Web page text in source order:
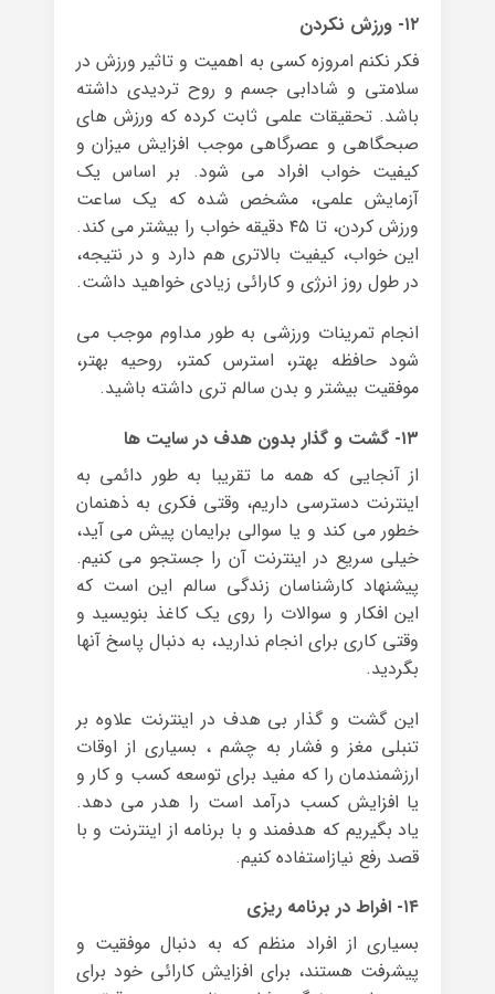
۱۲- ورزش نکردن
فکر نکنم امروزه کسی به اهمیت و تاثیر ورزش در
سلامتی و شادابی جسم و روح تردیدی داشته
باشد. تحقیقات علمی ثابت کرده که ورزش های
صبحگاهی و عصرگاهی موجب افزایش میزان و
کیفیت خواب افراد می شود. بر اساس یک
آزمایش علمی، مشخص شده که یک ساعت
ورزش کردن، تا ۴۵ دقیقه خواب را بیشتر می کند.
این خواب، کیفیت بالاتری هم دارد و در نتیجه،
در طول روز انرژی و کارائی زیادی خواهید داشت.
انجام تمرینات ورزشی به طور مداوم موجب می
شود حافظه بهتر، استرس کمتر، روحیه بهتر،
موفقیت بیشتر و بدن سالم تری داشته باشید.
۱۳- گشت و گذار بدون هدف در سایت ها
از آنجایی که همه ما تقریبا به طور دائمی به
اینترنت دسترسی داریم، وقتی فکری به ذهنمان
خطور می کند و یا سوالی برایمان پیش می آید،
خیلی سریع در اینترنت آن را جستجو می کنیم.
پیشنهاد کارشناسان زندگی سالم این است که
این افکار و سوالات را روی یک کاغذ بنویسید و
وقتی کاری برای انجام ندارید، به دنبال پاسخ آنها
بگردید.
این گشت و گذار بی هدف در اینترنت علاوه بر
تنبلی مغز و فشار به چشم ، بسیاری از اوقات
ارزشمندمان را که مفید برای توسعه کسب و کار و
یا افزایش کسب درآمد است را هدر می دهد.
یاد بگیریم که هدفمند و با برنامه از اینترنت و با
قصد رفع نیازاستفاده کنیم.
۱۴- افراط در برنامه ریزی
بسیاری از افراد منظم که به دنبال موفقیت و
پیشرفت هستند، برای افزایش کارائی خود برای